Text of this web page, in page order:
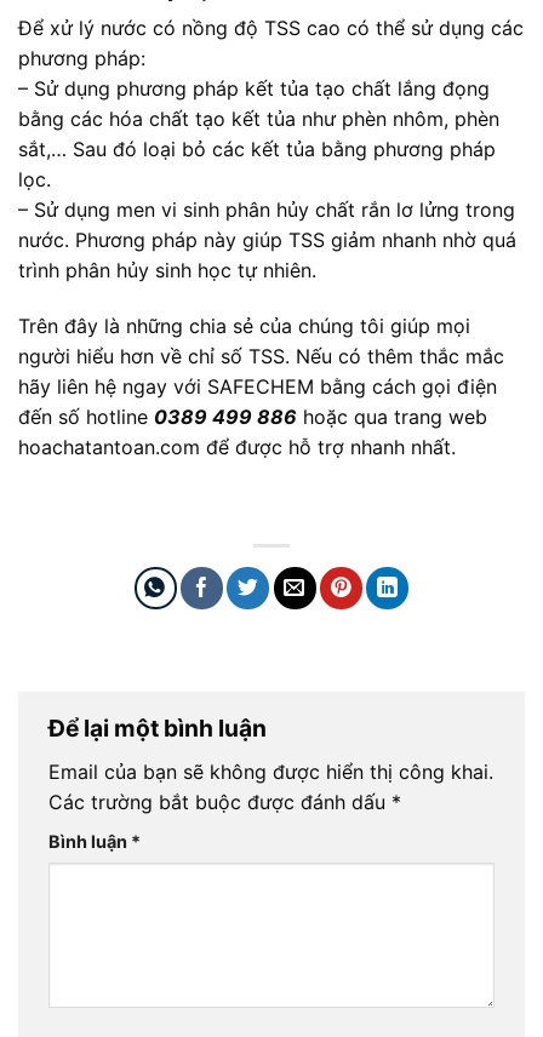
Để xử lý nước có nồng độ TSS cao có thể sử dụng các
phương pháp:
– Sử dụng phương pháp kết tủa tạo chất lắng đọng
bằng các hóa chất tạo kết tủa như phèn nhôm, phèn
sắt,… Sau đó loại bỏ các kết tủa bằng phương pháp
lọc.
– Sử dụng men vi sinh phân hủy chất rắn lơ lửng trong
nước. Phương pháp này giúp TSS giảm nhanh nhờ quá
trình phân hủy sinh học tự nhiên.
Trên đây là những chia sẻ của chúng tôi giúp mọi
người hiểu hơn về chỉ số TSS. Nếu có thêm thắc mắc
hãy liên hệ ngay với SAFECHEM bằng cách gọi điện
đến số hotline 0389 499 886 hoặc qua trang web
hoachatantoan.com để được hỗ trợ nhanh nhất.
Để lại một bình luận
Email của bạn sẽ không được hiển thị công khai.
Các trường bắt buộc được đánh dấu *
Bình luận *